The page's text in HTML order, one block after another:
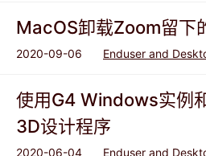
MacOS卸载Zoom留下
2020-09-06 Enduser and
使用G4 Windows实例
3D设计程序
2020-06-04 Enduser and